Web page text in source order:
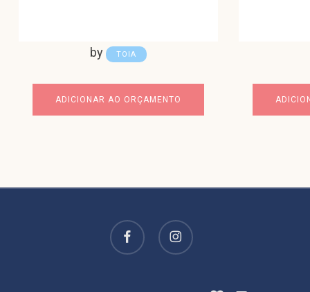
by TOIA
ADICIONAR AO ORÇAMENTO
facebook instagram